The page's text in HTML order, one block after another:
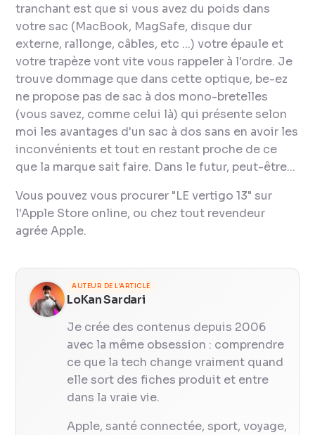
tranchant est que si vous avez du poids dans
votre sac (MacBook, MagSafe, disque dur
externe, rallonge, câbles, etc ...) votre épaule et
votre trapèze vont vite vous rappeler à l'ordre. Je
trouve dommage que dans cette optique, be-ez
ne propose pas de sac à dos mono-bretelles
(vous savez, comme celui là) qui présente selon
moi les avantages d'un sac à dos sans en avoir les
inconvénients et tout en restant proche de ce
que la marque sait faire. Dans le futur, peut-être...
Vous pouvez vous procurer "LE vertigo 13" sur
l'Apple Store online, ou chez tout revendeur
agrée Apple.
AUTEUR DE L'ARTICLE
LoKan Sardari
Je crée des contenus depuis 2006
avec la même obsession : comprendre
ce que la tech change vraiment quand
elle sort des fiches produit et entre
dans la vraie vie.
Apple, santé connectée, sport, voyage,